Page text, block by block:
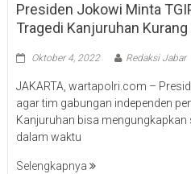
Presiden Jokowi Minta
Tragedi Kanjuruhan Kurang
Oktober 4, 2022 Redaksi Jabar
JAKARTA, wartapolri.com –
agar tim gabungan independen
Kanjuruhan bisa
dalam waktu
Selengkapnya